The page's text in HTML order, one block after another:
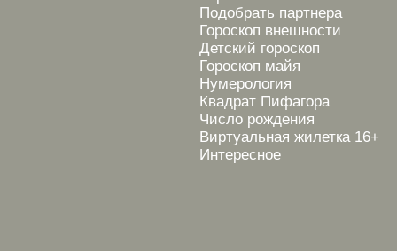
Подобрать партнера
Гороскоп внешности
Детский гороскоп
Гороскоп майя
Нумерология
Квадрат Пифагора
Число рождения
Виртуальная жилетка 16+
Интересное